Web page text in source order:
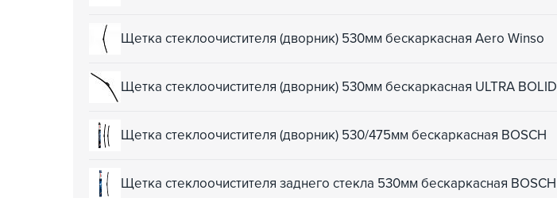
Щетка стеклоочистителя (дворник) 530мм бескаркасная Aero Winso
Щетка стеклоочистителя (дворник) 530мм бескаркасная ULTRA BOLID
Щетка стеклоочистителя (дворник) 530/475мм бескаркасная BOSCH
Щетка стеклоочистителя заднего стекла 530мм бескаркасная BOSCH